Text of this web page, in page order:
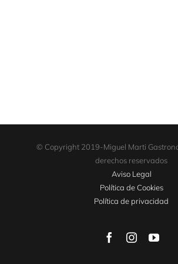
© Copyright 2019-Miguel Marti
derechos reservados
Aviso Legal
Política de Cookies
Política de privacidad
FacebookInstagram